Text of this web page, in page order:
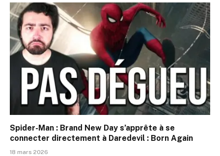
Spider-Man : Brand New Day s’apprête à se
connecter directement à Daredevil : Born Again
18 mars 2026